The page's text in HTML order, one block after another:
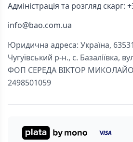
Адміністрація та розгляд скарг:
info@bao.com.ua
Юридична адреса: Україна,
Чугуївський р-н., с. Базаліївка,
ФОП СЕРЕДА ВІКТОР
2498501059